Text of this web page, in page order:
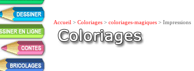
Accueil > Coloriages > coloriages-magiques > Impressions